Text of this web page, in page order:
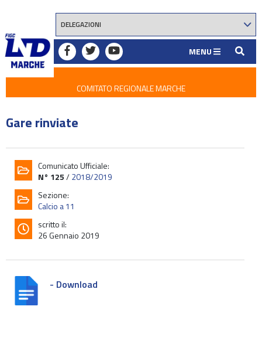
MENU
COMITATO REGIONALE MARCHE
Gare rinviate
Comunicato Ufficiale:
N° 125/2018/2019
Sezione:
Calcio a 11
scritto il:
26 Gennaio 2019
- Download